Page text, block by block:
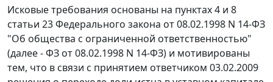
Исковые требования основаны на пунктах 4 и 8
статьи 23Федерального закона от 08.02.1998 N 14-ФЗ
"Об общества с ограниченной ответственностью"
(далее - ФЗ от 08.02.1998 N 14-ФЗ) и мотивированы
тем, что в связи с принятием ответчиком 03.02.2009